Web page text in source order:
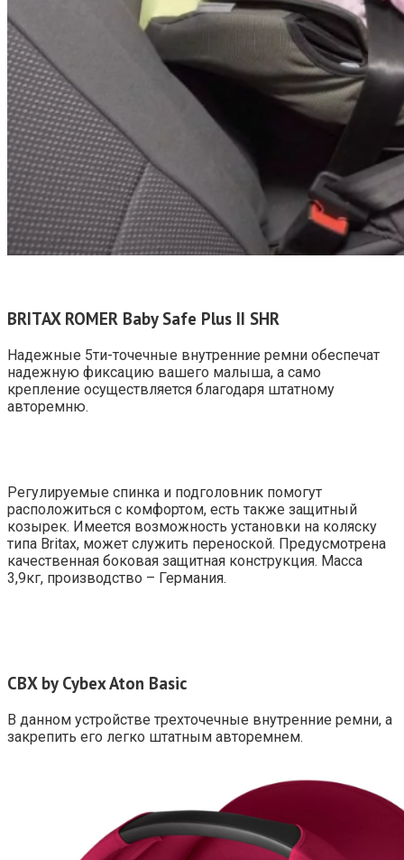
BRITAX ROMER Baby Safe Plus II SHR
Надежные 5ти-точечные внутренние ремни обеспечат
надежную фиксацию вашего малыша, а само
крепление осуществляется благодаря штатному
авторемню.
Регулируемые спинка и подголовник помогут
расположиться с комфортом, есть также защитный
козырек. Имеется возможность установки на коляску
типа Britax, может служить переноской. Предусмотрена
качественная боковая защитная конструкция. Масса
3,9кг, производство – Германия.
CBX by CybexAton Basic
В данном устройстве трехточечные внутренние ремни, а
закрепить его легко штатным авторемнем.